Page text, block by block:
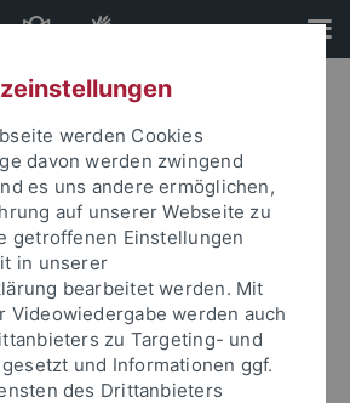
und Ihr Passwort an um sich
werden Cookies
davon werden zwingend
es uns andere ermöglichen,
auf unserer Webseite zu
getroffenen Einstellungen
in unserer
bearbeitet werden. Mit
Videowiedergabe werden auch
zu Targeting- und
und Informationen ggf.
des Drittanbieters